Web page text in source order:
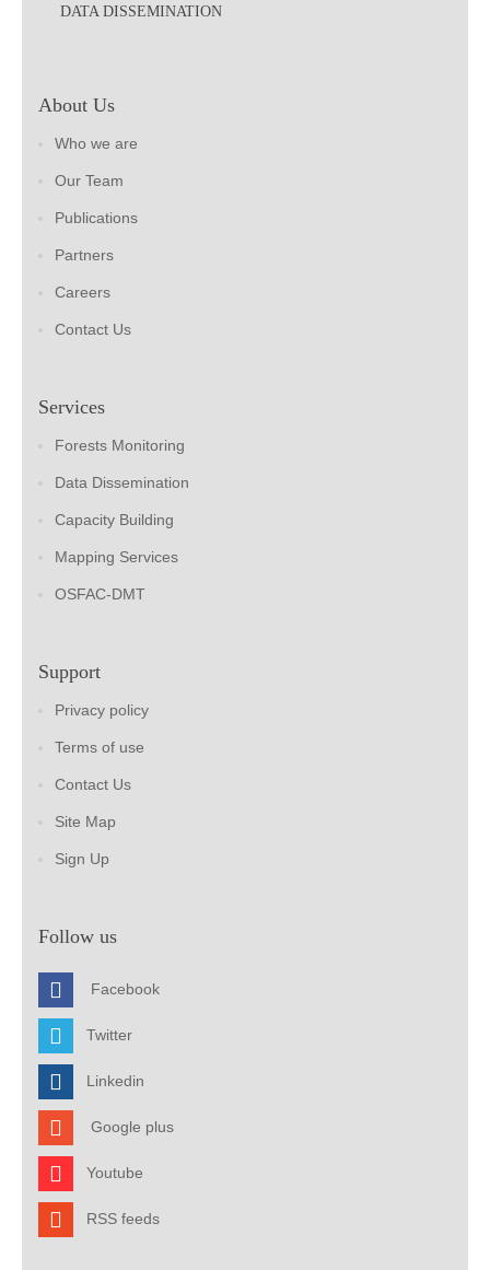
DATA DISSEMINATION
About Us
Who we are
Our Team
Publications
Partners
Careers
Contact Us
Services
Forests Monitoring
Data Dissemination
Capacity Building
Mapping Services
OSFAC-DMT
Support
Privacy policy
Terms of use
Contact Us
Site Map
Sign Up
Follow us
Facebook
Twitter
Linkedin
Google plus
Youtube
RSS feeds